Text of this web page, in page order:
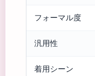
フォーマル度
汎用性
着用シーン